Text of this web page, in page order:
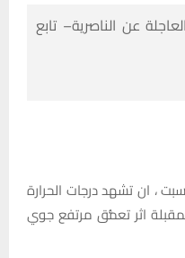
عن الناصرية– تابع
، ان تشهد درجات الحرارة
اثر تعمُّق مرتفع جوي